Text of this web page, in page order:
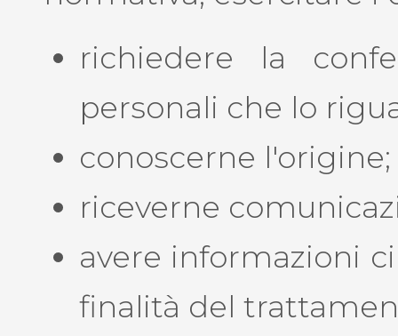
richiedere la
personali che lo
conoscerne l'origine;
riceverne
avere informazioni
finalità del